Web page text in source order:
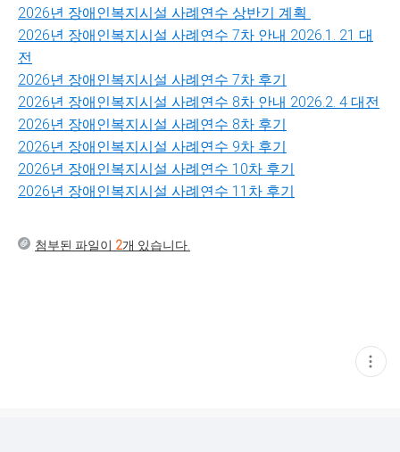
2026년 장애인복지시설 사례연수 상반기 계획
2026년 장애인복지시설 사례연수 7차 안내 2026.1. 21 대
전
2026년 장애인복지시설 사례연수 7차 후기
2026년 장애인복지시설 사례연수 8차 안내 2026.2. 4 대전
2026년 장애인복지시설 사례연수 8차 후기
2026년 장애인복지시설 사례연수 9차 후기
2026년 장애인복지시설 사례연수 10차 후기
2026년 장애인복지시설 사례연수 11차 후기
첨부된 파일이 2개 있습니다.
현
재